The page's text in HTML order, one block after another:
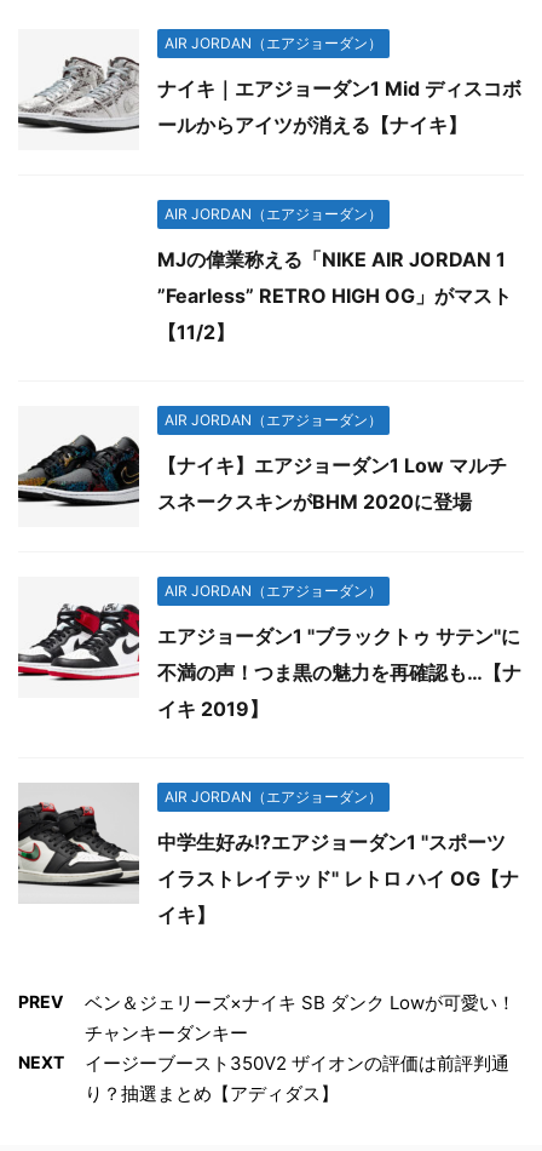
AIR JORDAN（エアジョーダン）
ナイキ｜エアジョーダン1 Mid ディスコボ
ールからアイツが消える【ナイキ】
AIR JORDAN（エアジョーダン）
MJの偉業称える「NIKE AIR JORDAN 1
”Fearless” RETRO HIGH OG」がマスト
【11/2】
AIR JORDAN（エアジョーダン）
【ナイキ】エアジョーダン1 Low マルチ
スネークスキンがBHM 2020に登場
AIR JORDAN（エアジョーダン）
エアジョーダン1 "ブラックトゥ サテン"に
不満の声！つま黒の魅力を再確認も…【ナ
イキ 2019】
AIR JORDAN（エアジョーダン）
中学生好み!?エアジョーダン1 "スポーツ
イラストレイテッド" レトロ ハイ OG【ナ
イキ】
PREV
ベン＆ジェリーズ×ナイキ SB ダンク Lowが可愛い！
チャンキーダンキー
NEXT
イージーブースト350V2 ザイオンの評価は前評判通
り？抽選まとめ【アディダス】